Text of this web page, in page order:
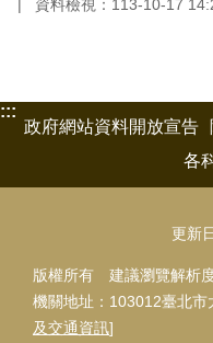
資料檢視：113-10-17
:::
政府網站資料開放宣告
各
更新
版權所有 建議瀏覽解析
機關地址：103012臺北
及交通資訊]